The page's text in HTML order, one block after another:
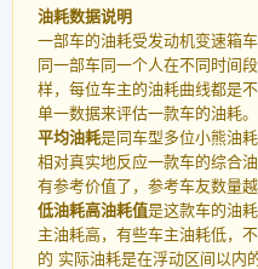
油耗数据说明
一部车的油耗受发动机变速箱
同一部车同一个人在不同时间
样，每位车主的油耗曲线都是
单一数据来评估一款车的油耗。
平均油耗是同车型多位小熊油
相对真实地反应一款车的综合
有参考价值了，参考车友数量越
低油耗高油耗值是这款车的油
主油耗高，有些车主油耗低，
的 实际油耗是在浮动区间以内的